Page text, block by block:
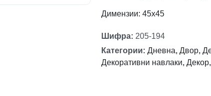
Димензии: 45х45
Шифра: 205-194
Категории: Дневна, Двор,
Декоративни навлаки, Декор,